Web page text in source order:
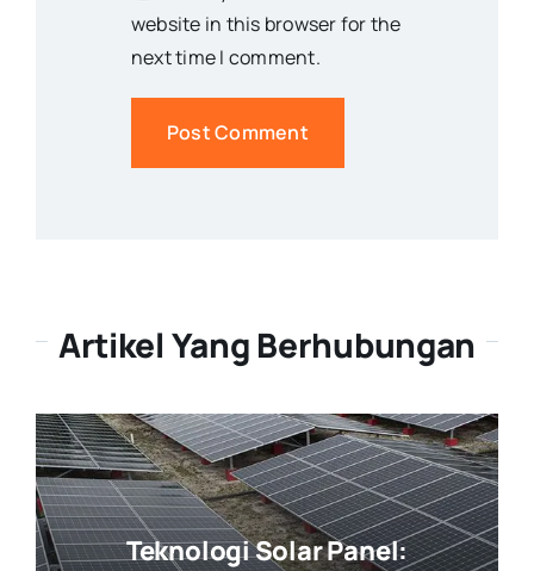
website in this browser for the
next time I comment.
Artikel Yang Berhubungan
Teknologi Solar Panel: